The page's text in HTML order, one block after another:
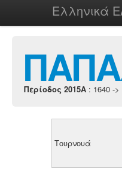
Ελληνικά
Περίοδος 2015A : 1640 ->
Τουρνουά